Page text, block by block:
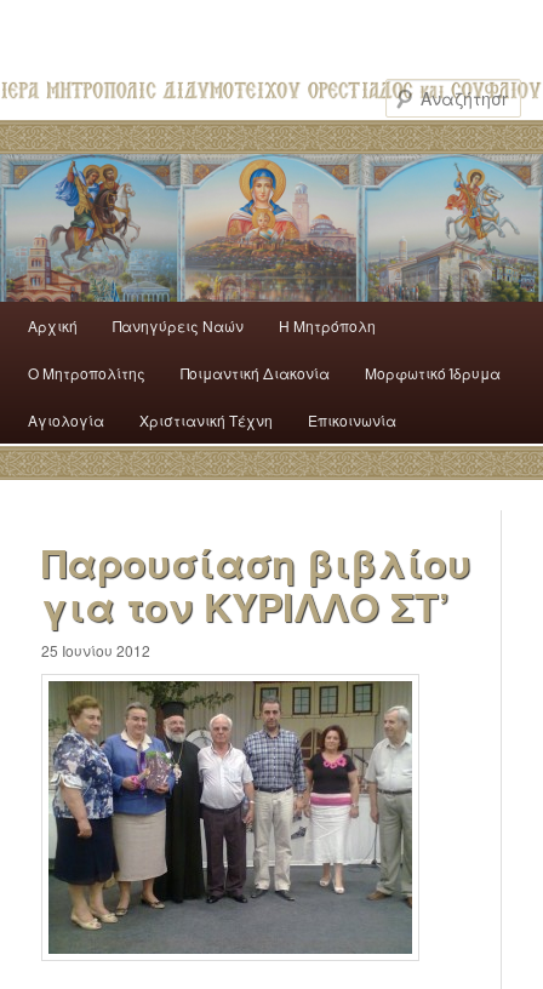
Αρχική Πανηγύρεις Ναών H Mητρόπολη
Ο Mητροπολίτης Ποιμαντική Διακονία Μορφωτικό Ίδρυμα
Αγιολογία Χριστιανική Τέχνη Επικοινωνία
Παρουσίαση βιβλίου
για τον ΚΥΡΙΛΛΟ ΣΤ’
25 Ιουνίου 2012